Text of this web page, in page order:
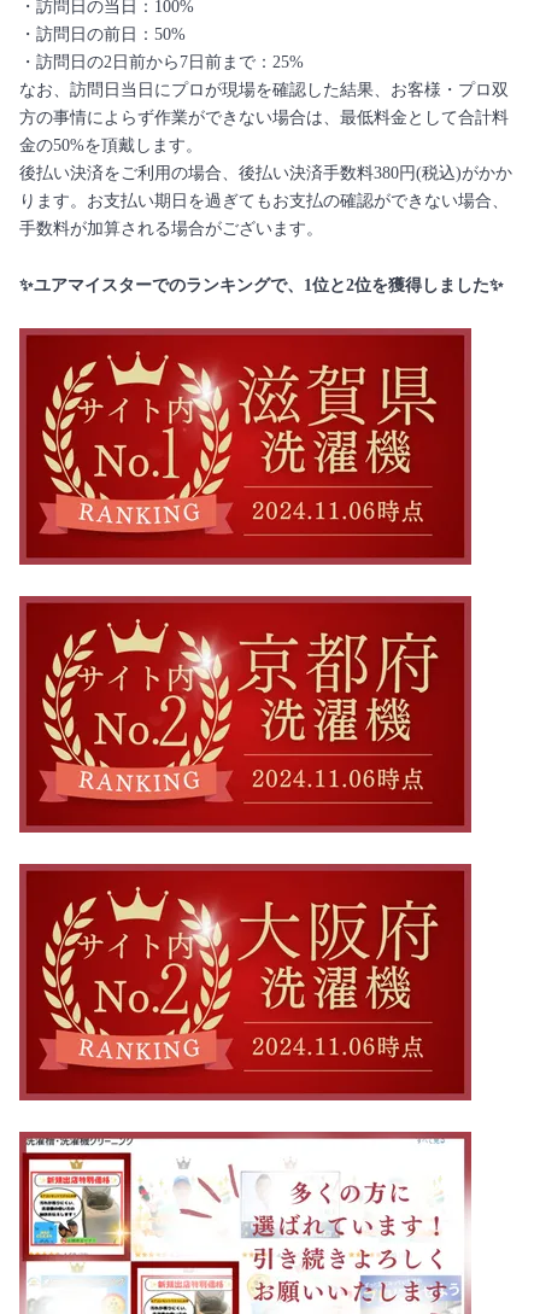
・訪問日の当日：100%
・訪問日の前日：50%
・訪問日の2日前から7日前まで：25%
なお、訪問日当日にプロが現場を確認した結果、お客様・プロ双
方の事情によらず作業ができない場合は、最低料金として合計料
金の50%を頂戴します。
後払い決済をご利用の場合、後払い決済手数料380円(税込)がかか
ります。お支払い期日を過ぎてもお支払の確認ができない場合、
手数料が加算される場合がございます。
✨ユアマイスターでのランキングで、1位と2位を獲得しました✨